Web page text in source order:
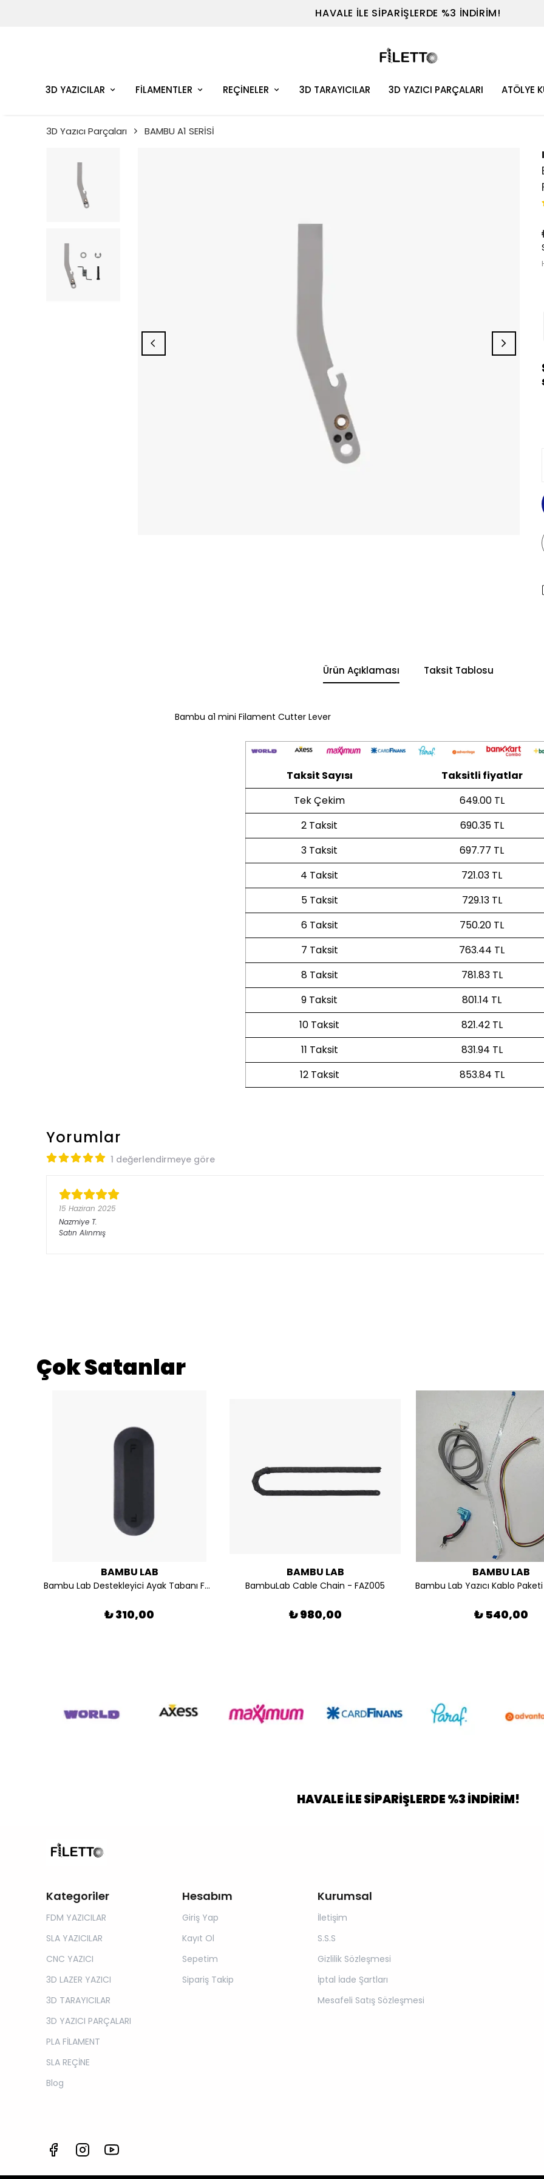
TEL : 0530 614 7698
3D YAZICILAR FİLAMENTLER REÇİNELER 3D TARAYICILAR 3D YAZICI PARÇALARI ATÖLYE
3D Yazıcı Parçaları BAMBU A1 SERİSİ
Ürün Açıklaması Taksit Tablosu
Bambu a1 mini Filament Cutter Lever
Taksit Sayısı
Taksitli fiyatlar
Tek Çekim
649.00 TL
2 Taksit
690.35 TL
3 Taksit
697.77 TL
4 Taksit
721.03 TL
5 Taksit
729.13 TL
6 Taksit
750.20 TL
7 Taksit
763.44 TL
8 Taksit
781.83 TL
9 Taksit
801.14 TL
10 Taksit
821.42 TL
11 Taksit
831.94 TL
12 Taksit
853.84 TL
Yorumlar
1 değerlendirmeye göre
15 Haziran 2025
Nazmiye T.
Satın Alınmış
Çok Satanlar
BAMBU LAB
Bambu Lab Destekleyici Ayak Tabanı FAZ014-N
₺ 310,00
BAMBU LAB
BambuLab Cable Chain - FAZ005
₺ 980,00
BAMBU LAB
₺ 540,00
HAVALE İLE SİPARİŞLERDE %3 İNDİRİM!
Kategoriler
FDM YAZICILAR
SLA YAZICILAR
CNC YAZICI
3D LAZER YAZICI
3D TARAYICILAR
3D YAZICI PARÇALARI
PLA FİLAMENT
SLA REÇİNE
Blog
Hesabım
Giriş Yap
Kayıt Ol
Sepetim
Sipariş Takip
Kurumsal
İletişim
S.S.S
Gizlilik Sözleşmesi
İptal İade Şartları
Mesafeli Satış Sözleşmesi